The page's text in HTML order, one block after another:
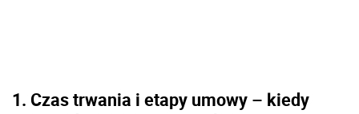
1. Czas trwania i etapy umowy – kiedy